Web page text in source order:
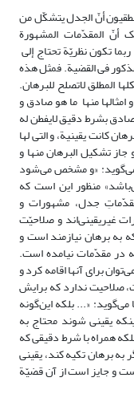
أنّ الجدل یتشکّل من
أنّ المقدّمات المشهورة
تکون نظریّة تحتاج إلی
فی القضیة. فمثل هذه
المطلق لاتصلح للبرهان.
منها ما هو صادق و
صادق بشرط دقیق لایفطن له
کانت یقینیة، و التی لها
تشکیل البرهان منها و
393-394). علامه که می‌گوید: «و مشخص می‌شود
منظور این است که
جدل، مشهورات و
غیریقینی‌اند و صلاحیّت
به برهان نیازمند است و
مقدّمات نیامده است.
برای آنها اقامه کرد و
ندارد که برایش
«... بلکه این‌گونه
یقینی شوند محتاج به
همراه با شرط دقیقی که
برهان تکیه کند، یقینی
و جایز است از آن قضیّة